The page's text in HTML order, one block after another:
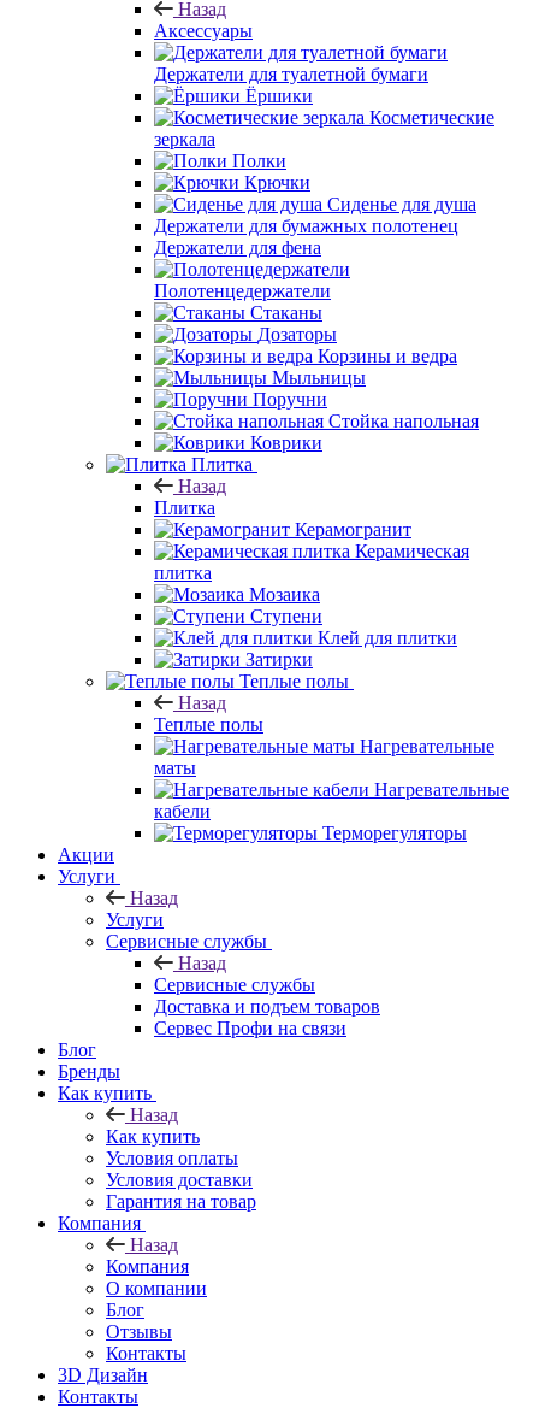
Назад
Аксессуары
Держатели для туалетной бумаги
Ёршики
Косметические
зеркала
Полки
Крючки
Сиденье для душа
Держатели для бумажных полотенец
Держатели для фена
Полотенцедержатели
Стаканы
Дозаторы
Корзины и ведра
Мыльницы
Поручни
Стойка напольная
Коврики
Плитка
Назад
Плитка
Керамогранит
Керамическая
плитка
Мозаика
Ступени
Клей для плитки
Затирки
Теплые полы
Назад
Теплые полы
Нагревательные
маты
Нагревательные
кабели
Терморегуляторы
Акции
Услуги
Назад
Услуги
Сервисные службы
Назад
Сервисные службы
Доставка и подъем товаров
Сервес Профи на связи
Блог
Бренды
Как купить
Назад
Как купить
Условия оплаты
Условия доставки
Гарантия на товар
Компания
Назад
Компания
О компании
Блог
Отзывы
Контакты
3D Дизайн
Контакты